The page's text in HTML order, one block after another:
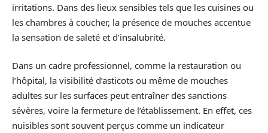
irritations. Dans des lieux sensibles tels que les cuisines ou
les chambres à coucher, la présence de mouches accentue
la sensation de saleté et d’insalubrité.
Dans un cadre professionnel, comme la restauration ou
l’hôpital, la visibilité d’asticots ou même de mouches
adultes sur les surfaces peut entraîner des sanctions
sévères, voire la fermeture de l’établissement. En effet, ces
nuisibles sont souvent perçus comme un indicateur